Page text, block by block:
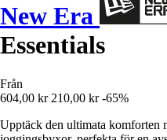
New Era
Essentials
Från
604,00 kr 210,00 kr -65%
Upptäck den ultimata komforten